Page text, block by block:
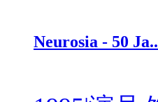
Neurosia - 50